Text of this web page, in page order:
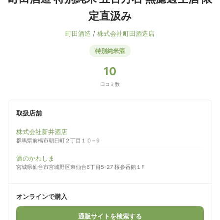
定直汲み
町田酒造 / 株式会社町田酒造店
特別純米酒
10
口コミ数
取扱店舗
株式会社新井酒店
群馬県前橋市朝日町２丁目１０−９
酒のかわしま
宮城県仙台市宮城野区東仙台6丁目5-27 桜参番館１F
オンラインで購入
通販サイトを検索する